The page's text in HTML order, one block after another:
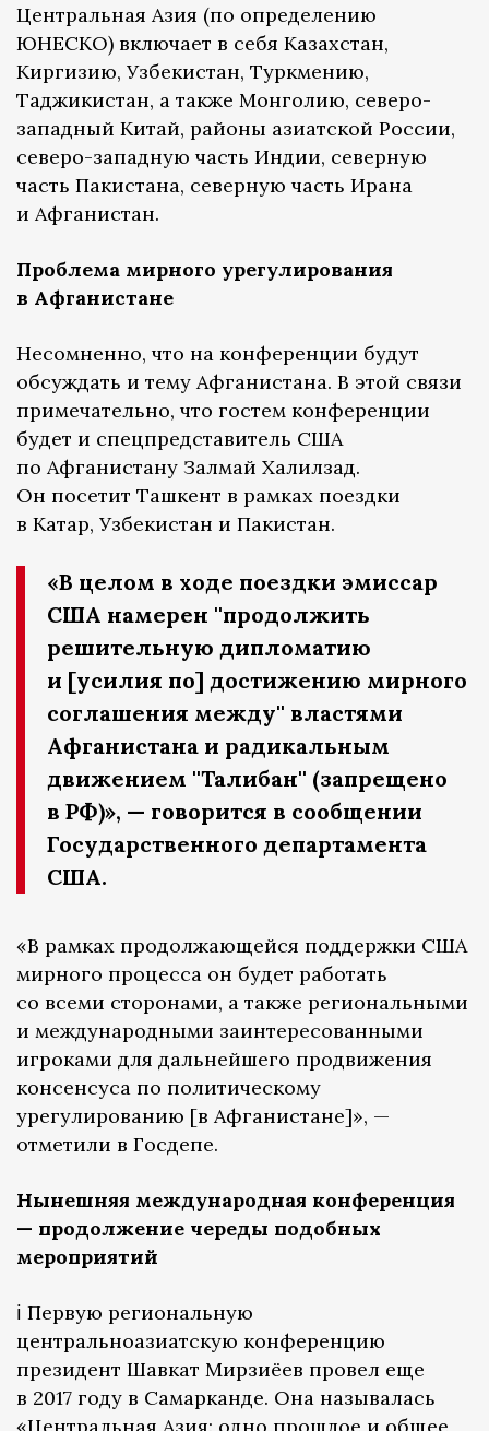
Центральная Азия (по определению
ЮНЕСКО) включает в себя Казахстан,
Киргизию, Узбекистан, Туркмению,
Таджикистан, а также Монголию, северо-
западный Китай, районы азиатской России,
северо-западную часть Индии, северную
часть Пакистана, северную часть Ирана
и Афганистан.
Проблема мирного урегулирования
в Афганистане
Несомненно, что на конференции будут
обсуждать и тему Афганистана. В этой связи
примечательно, что гостем конференции
будет и спецпредставитель США
по Афганистану Залмай Халилзад.
Он посетит Ташкент в рамках поездки
в Катар, Узбекистан и Пакистан.
«В целом в ходе поездки эмиссар
США намерен ''продолжить
решительную дипломатию
и [усилия по] достижению мирного
соглашения между'' властями
Афганистана и радикальным
движением ''Талибан'' (запрещено
в РФ)», — говорится в сообщении
Государственного департамента
США.
«В рамках продолжающейся поддержки США
мирного процесса он будет работать
со всеми сторонами, а также региональными
и международными заинтересованными
игроками для дальнейшего продвижения
консенсуса по политическому
урегулированию [в Афганистане]», —
отметили в Госдепе.
Нынешняя международная конференция
— продолжение череды подобных
мероприятий
ℹ️ Первую региональную
центральноазиатскую конференцию
президент Шавкат Мирзиёев провел еще
в 2017 году в Самарканде. Она называлась